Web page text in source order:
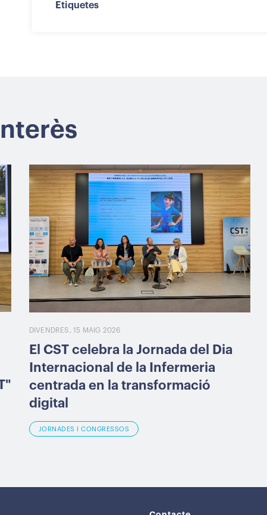
Etiquetes
DIVENDRES, 15 MAIG 2026
El CST celebra la Jornada del Dia
Internacional de la Infermeria
centrada en la transformació
digital
JORNADES I CONGRESSOS